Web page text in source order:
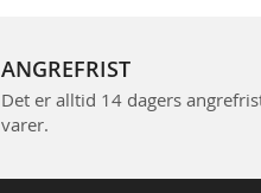
ANGREFRIST
Det er alltid 14 dagers
varer.